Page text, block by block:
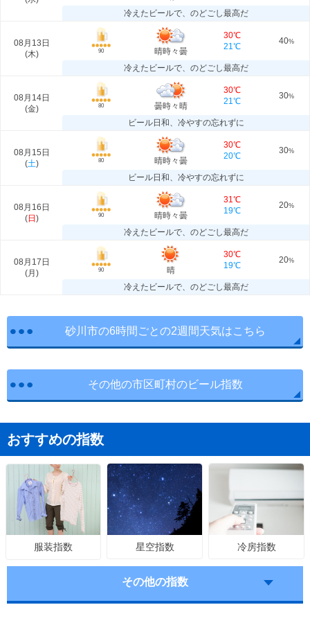
冷えたビールで、のどごし最高だ
08月13日
(木) 90 晴時々曇
30℃
21℃
40%
冷えたビールで、のどごし最高だ
08月14日
(金) 80 曇時々晴
30℃
21℃
30%
ビール日和、冷やすの忘れずに
08月15日
(土) 80 晴時々曇
30℃
20℃
30%
ビール日和、冷やすの忘れずに
08月16日
(日 ) 90 晴時々曇
31℃
19℃
20%
冷えたビールで、のどごし最高だ
08月17日
(月 ) 90 晴
30℃
19℃
20%
冷えたビールで、のどごし最高だ
砂川市の6時間ごとの2週間天気はこちら
その他の市区町村のビール指数
おすすめの指数
服装指数 星空指数 冷房指数
その他の指数